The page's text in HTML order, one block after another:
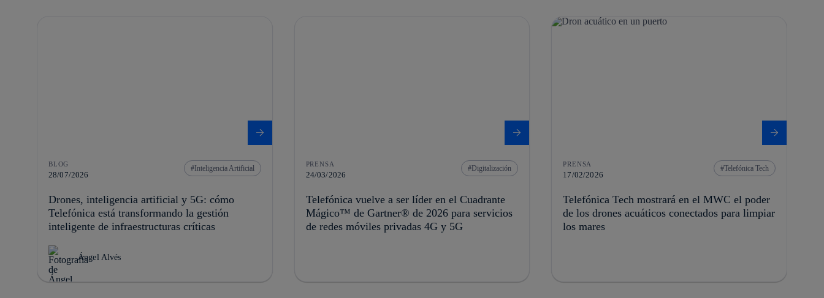
BLOG
28/07/2026
Inteligencia Artificial
Drones, inteligencia artificial y 5G: cómo
Telefónica está transformando la gestión
inteligente de infraestructuras críticas
Ángel Alvés
PRENSA
24/03/2026
Digitalización
Telefónica vuelve a ser líder en el Cuadrante
Mágico™ de Gartner® de 2026 para servicios
de redes móviles privadas 4G y 5G
PRENSA
17/02/2026
Telefónica Tech
Telefónica Tech mostrará en el MWC el poder
de los drones acuáticos conectados para limpiar
los mares